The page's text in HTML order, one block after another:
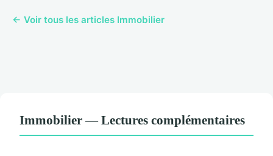
← Voir tous les articles Immobilier
Immobilier — Lectures complémentaires